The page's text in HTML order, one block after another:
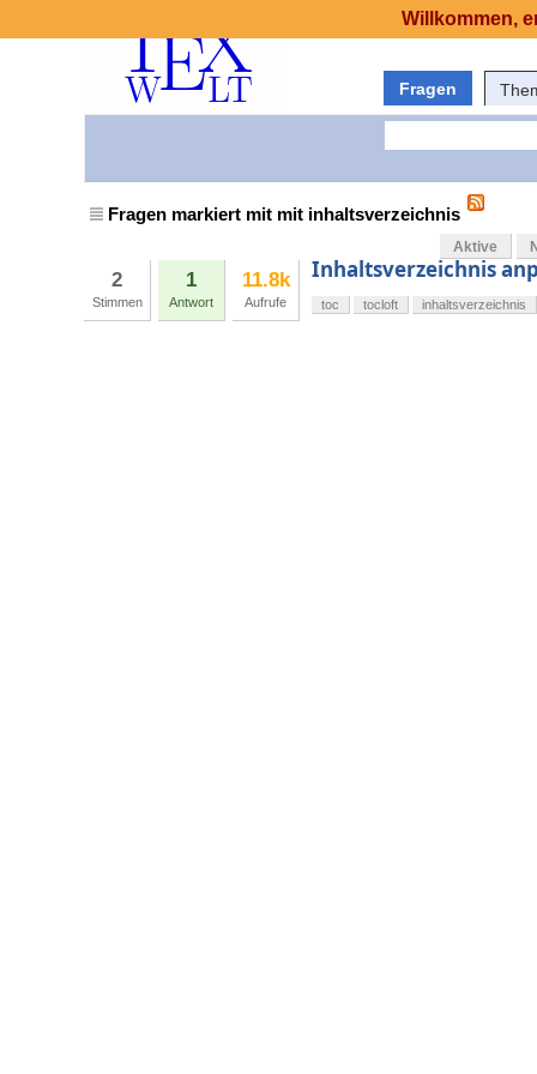
Fragen
Fragen markiert mit mit inhaltsverzeichnis
Aktive
2
Stimmen
1
Antwort
11.8k
Aufrufe
Inhaltsverzeichnis
toc tocloft inhaltsverzeichnis
Willkommen,